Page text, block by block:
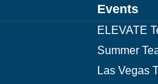
Events
ELEVATE
Summer
Las Vegas